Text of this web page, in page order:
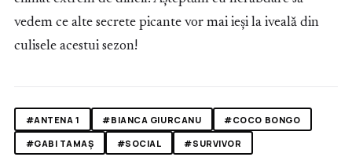
vedem ce alte secrete picante vor mai ieși la iveală din
culisele acestui sezon!
#ANTENA 1 #BIANCA GIURCANU
#COCO BONGO
#GABI TAMAȘ
#SOCIAL #SURVIVOR